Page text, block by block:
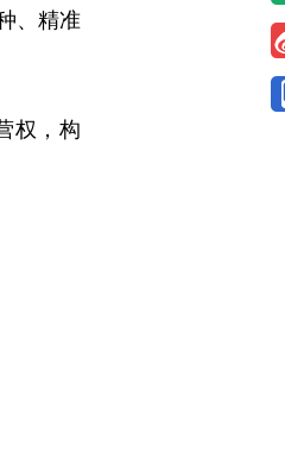
、精准
权，构